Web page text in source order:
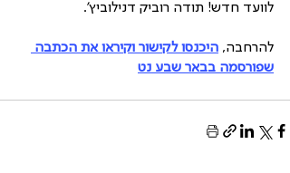
לוועד חדש! תודה רוביק דנילוביץ'.
להרחבה, היכנסו לקישור וקיראו את הכתבה
שפורסמה בבאר שבע נט